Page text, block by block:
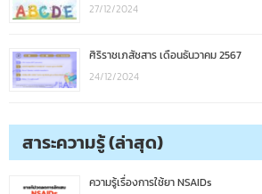
27/12/2024
ศิริราชเภสัชสาร เดือนธันวาคม 2567
24/12/2024
สาระความรู้ (ล่าสุด)
ความรู้เรื่องการใช้ยา NSAIDs